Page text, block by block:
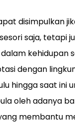
disimpulkan
saja, tetapi
kehidupan
dengan
hingga saat ini
oleh adanya
membantu